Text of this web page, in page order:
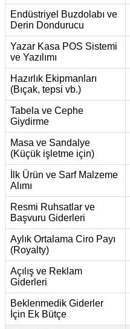
Endüstriyel Buzdolabı ve
Derin Dondurucu
Yazar Kasa POS Sistemi
ve Yazılımı
Hazırlık Ekipmanları
(Bıçak, tepsi vb.)
Tabela ve Cephe
Giydirme
Masa ve Sandalye
(Küçük işletme için)
İlk Ürün ve Sarf Malzeme
Alımı
Resmi Ruhsatlar ve
Başvuru Giderleri
Aylık Ortalama Ciro Payı
(Royalty)
Açılış ve Reklam
Giderleri
Beklenmedik Giderler
İçin Ek Bütçe